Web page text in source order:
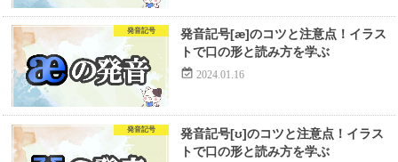
発音記号
発音記号[æ]のコツと注意点！イラス
トで口の形と読み方を学ぶ
2024.01.16
発音記号
発音記号[ʊ]のコツと注意点！イラス
トで口の形と読み方を学ぶ